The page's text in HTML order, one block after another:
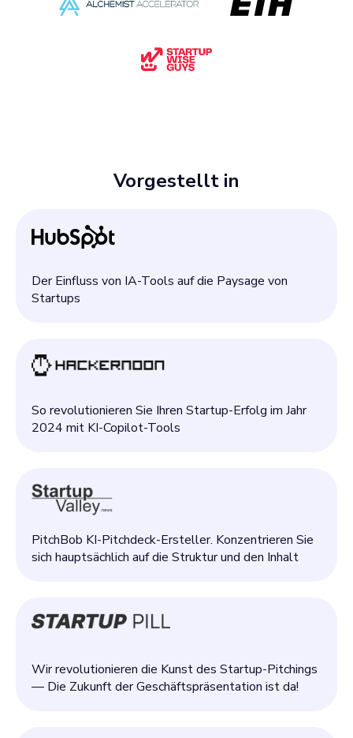
Vorgestellt in
Der Einfluss von IA-Tools auf die Paysage von
Startups
So revolutionieren Sie Ihren Startup-Erfolg im Jahr
2024 mit KI-Copilot-Tools
PitchBob KI-Pitchdeck-Ersteller. Konzentrieren Sie
sich hauptsächlich auf die Struktur und den Inhalt
Wir revolutionieren die Kunst des Startup-Pitchings
— Die Zukunft der Geschäftspräsentation ist da!